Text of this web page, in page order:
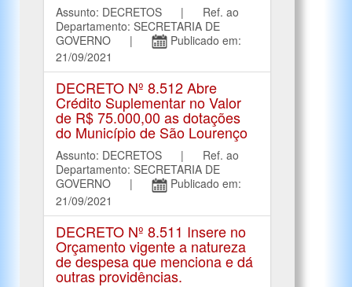
Assunto: DECRETOS | Ref. ao
Departamento: SECRETARIA DE
GOVERNO |
Publicado em:
21/09/2021
DECRETO Nº 8.512 Abre
Crédito Suplementar no Valor
de R$ 75.000,00 as dotações
do Município de São Lourenço
Assunto: DECRETOS | Ref. ao
Departamento: SECRETARIA DE
GOVERNO |
Publicado em:
21/09/2021
DECRETO Nº 8.511 Insere no
Orçamento vigente a natureza
de despesa que menciona e dá
outras providências.